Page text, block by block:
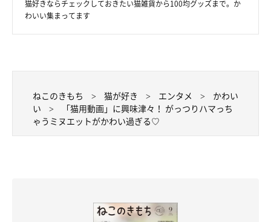
猫好きならチェックしておきたい猫雑貨から100均グッズまで。か
わいい集まってます
ねこのきもち 猫が好き エンタメ
かわい
い
「猫用動画」に興味津々！ がっつりハマっち
ゃうミヌエットがかわい過ぎる♡